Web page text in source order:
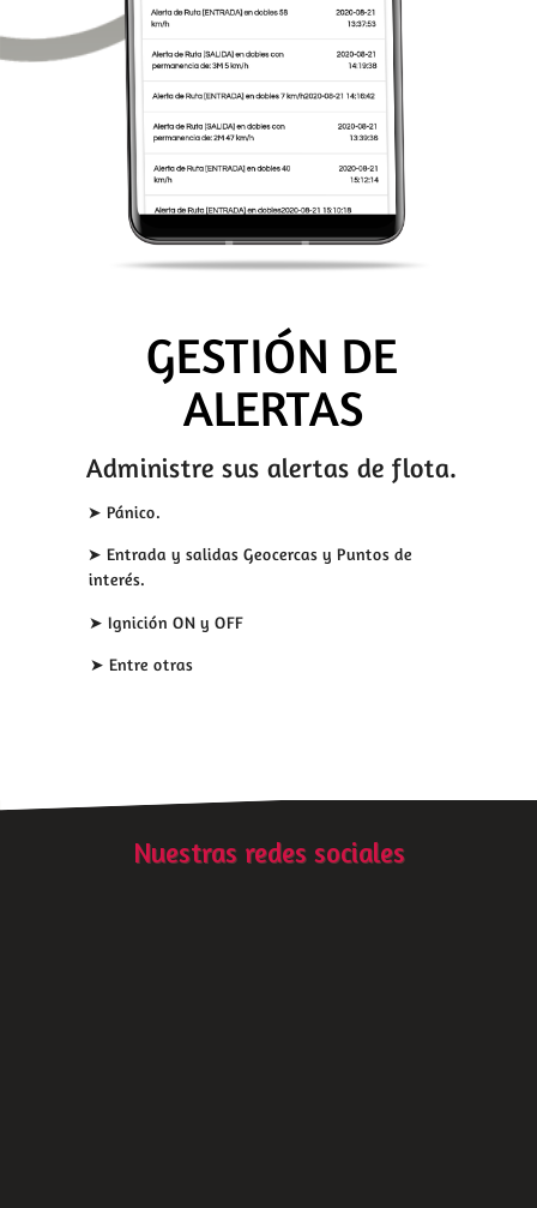
GESTIÓN DE
ALERTAS
Administre sus alertas de flota.
➤ Pánico.
➤ Entrada y salidas Geocercas y Puntos de
interés.
➤ Ignición ON y OFF
➤ Entre otras
Nuestras redes sociales